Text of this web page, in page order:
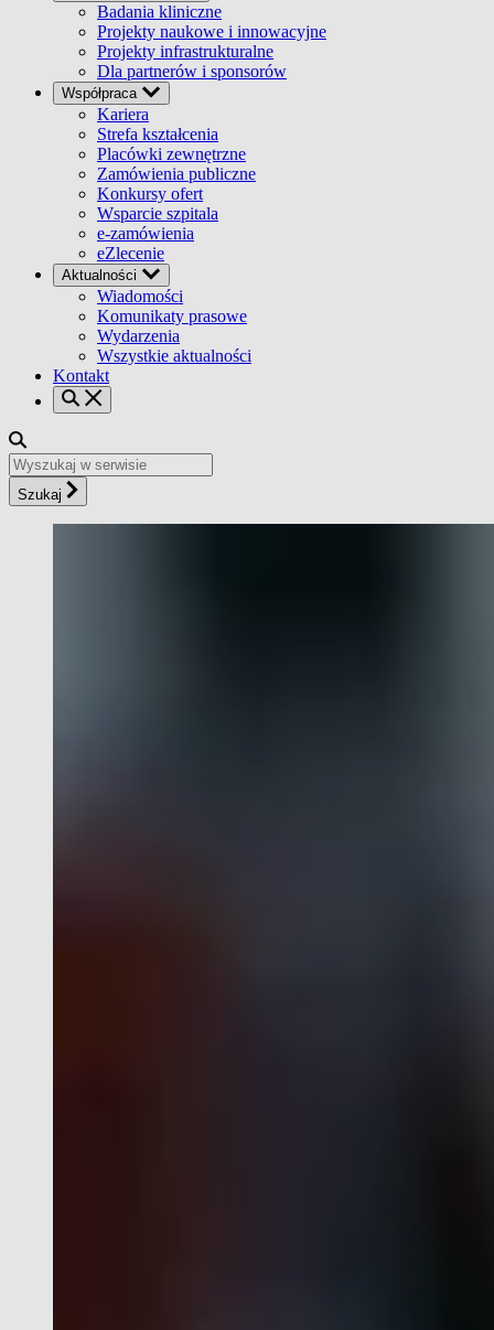
Badania kliniczne
Projekty naukowe i innowacyjne
Projekty infrastrukturalne
Dla partnerów i sponsorów
Współpraca
Kariera
Strefa kształcenia
Placówki zewnętrzne
Zamówienia publiczne
Konkursy ofert
Wsparcie szpitala
e-zamówienia
eZlecenie
Aktualności
Wiadomości
Komunikaty prasowe
Wydarzenia
Wszystkie aktualności
Kontakt
Szukaj